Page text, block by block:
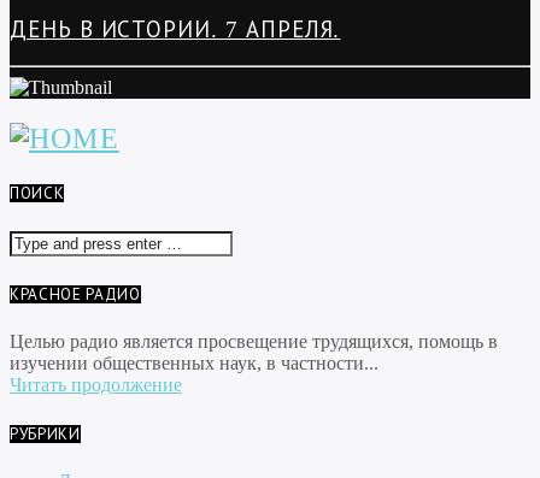
ДЕНЬ В ИСТОРИИ. 7 АПРЕЛЯ.
ПОИСК
КРАСНОЕ РАДИО
Целью радио является просвещение трудящихся, помощь в
изучении общественных наук, в частности...
Читать продолжение
РУБРИКИ